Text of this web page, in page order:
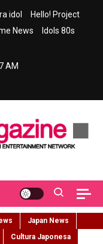
idol
Hello! Project
News
Idols 80s
AM
Japan News
Cultura Japonesa